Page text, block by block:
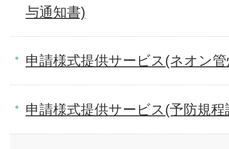
与通知書)
申請様式提供サービス(ネオン
申請様式提供サービス(予防規